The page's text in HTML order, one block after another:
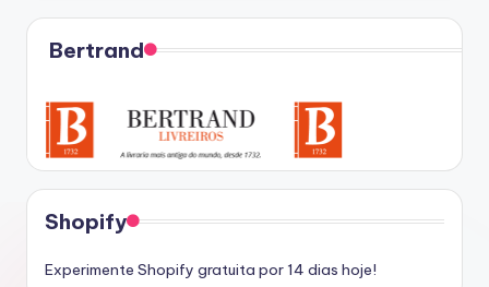
Bertrand
Shopify
Experimente Shopify gratuita por 14 dias hoje!